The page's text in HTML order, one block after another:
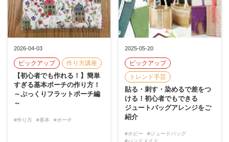
2026-04-03
ピックアップ 作り方講座
【初心者でも作れる！】簡単
すぎる基本ポーチの作り方！
～ぷっくりフラットポーチ編
～
#作り方 #基本 #ポーチ
2025-05-20
ピックアップ
トレンド手芸
貼る・刺す・染めるで差をつ
ける！初心者でもできる
ジュートバッグアレンジをご
紹介
#ホビー
#ジュードバッグ
#ハンドメイド